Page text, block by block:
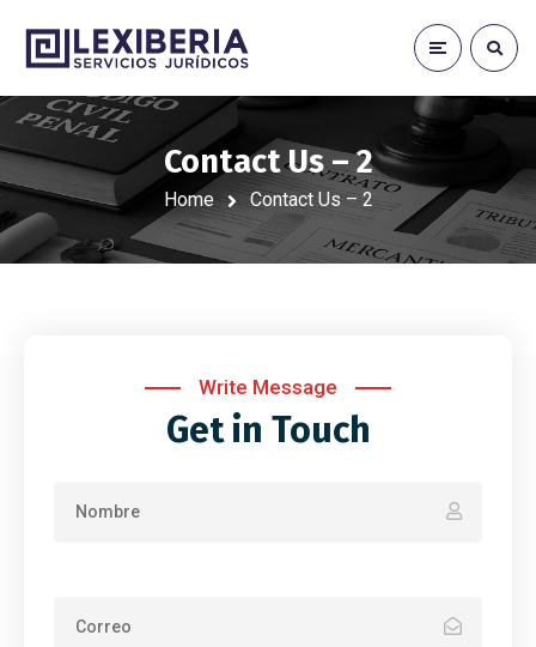
Contact Us – 2
Home Contact Us – 2
Write Message
Get in Touch